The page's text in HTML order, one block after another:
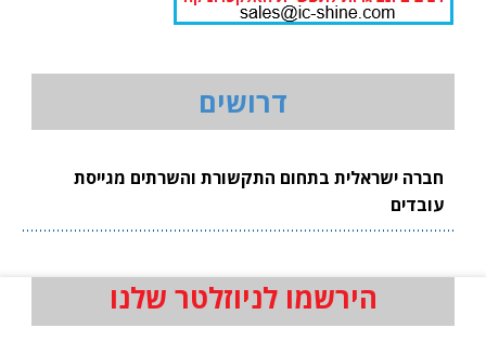
דרושים
חברה ישראלית בתחום התקשורת והשרתים מגייסת
עובדים
הירשמו לניוזלטר שלנו